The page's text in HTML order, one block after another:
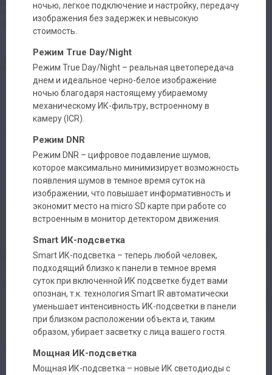
Авторизация
Каталог
Производители
Сервис
Доставка
Контакты
ночью, легкое подключение и настройку, передачу
изображения без задержек и невысокую
стоимость.
Режим True Day/Night
Режим True Day/Night – реальная цветопередача
днем и идеальное черно-белое изображение
ночью благодаря настоящему убираемому
механическому ИК-фильтру, встроенному в
камеру (ICR).
Режим DNR
Режим DNR – цифровое подавление шумов,
которое максимально минимизирует возможность
появления шумов в темное время суток на
изображении, что повышает информативность и
экономит место на micro SD карте при работе со
встроенным в монитор детектором движения.
Smart ИК-подсветка
Smart ИК-подсветка – теперь любой человек,
подходящий близко к панели в темное время
суток при включенной ИК подсветке будет вами
опознан, т.к. технология Smart IR автоматически
уменьшает интенсивность ИК-подсветки в панели
при близком расположении объекта и, таким
образом, убирает засветку с лица вашего гостя.
Мощная ИК-подсветка
Мощная ИК-подсветка – новые ИК светодиоды с